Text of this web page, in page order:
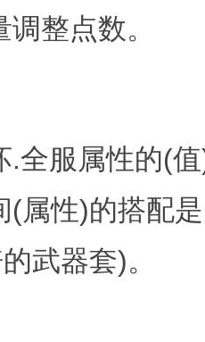
整点数。
.全服属性的(
(属性)的搭配
武器套)。